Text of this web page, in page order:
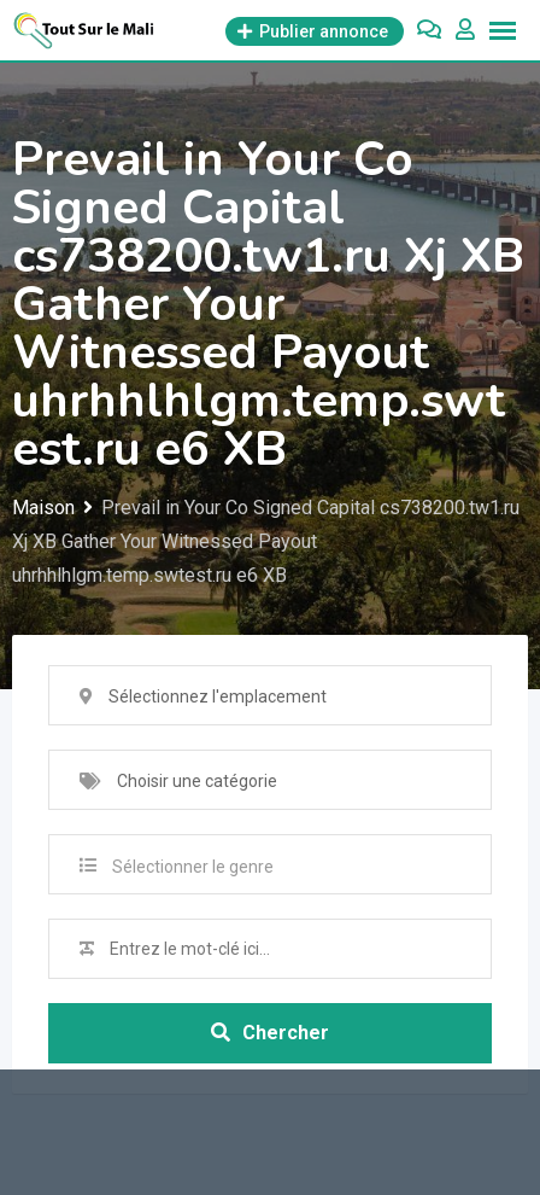
Aller
contenu
Publier annonce
Prevail in Your Co
Signed Capital
cs738200.tw1.ru Xj XB
Gather Your
Witnessed Payout
uhrhhlhlgm.temp.swt
est.ru e6 XB
Maison
Prevail in Your Co Signed Capital cs738200.tw1.ru
Xj XB Gather Your Witnessed Payout
uhrhhlhlgm.temp.swtest.ru e6 XB
Sélectionnez l'emplacement
Choisir une catégorie
Sélectionner le genre
Chercher